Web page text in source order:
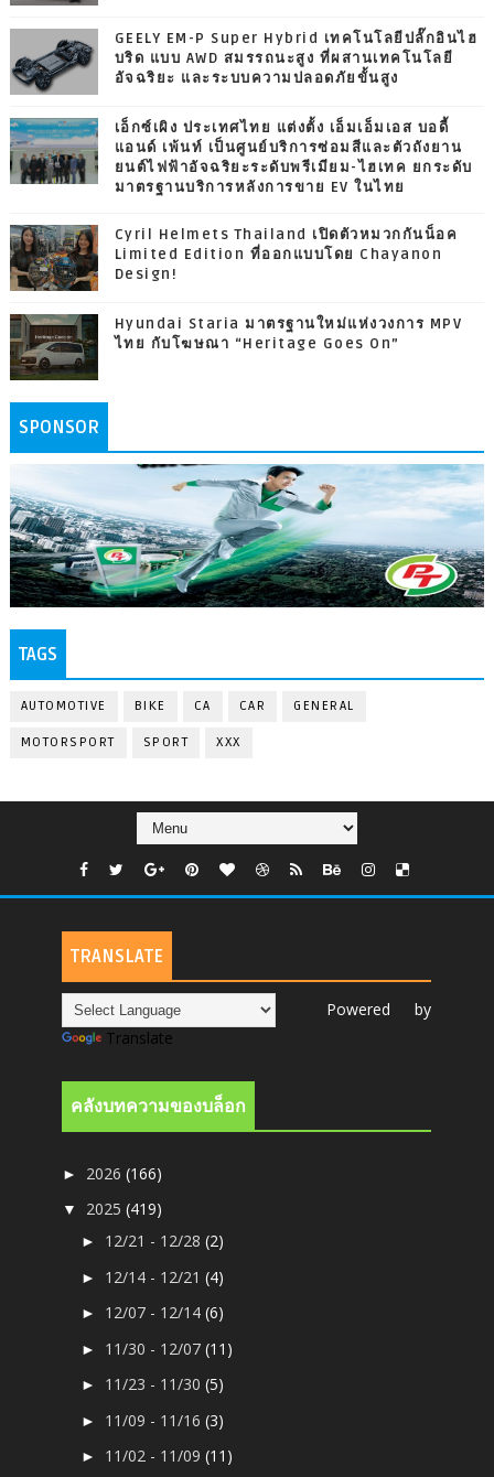
GEELY EM-P Super Hybrid เทคโนโลยีปลั๊กอินไฮ
บริด แบบ AWD สมรรถนะสูง ที่ผสานเทคโนโลยี
อัจฉริยะ และระบบความปลอดภัยขั้นสูง
เอ็กซ์เผิง ประเทศไทย แต่งตั้ง เอ็มเอ็มเอส บอดี้
แอนด์ เพ้นท์ เป็นศูนย์บริการซ่อมสีและตัวถังยาน
ยนต์ไฟฟ้าอัจฉริยะระดับพรีเมียม-ไฮเทค ยกระดับ
มาตรฐานบริการหลังการขาย EV ในไทย
Cyril Helmets Thailand เปิดตัวหมวกกันน็อค
Limited Edition ที่ออกแบบโดย Chayanon
Design!
Hyundai Staria มาตรฐานใหม่แห่งวงการ MPV
ไทย กับโฆษณา “Heritage Goes On”
SPONSOR
TAGS
AUTOMOTIVE BIKE CA CAR GENERAL
MOTORSPORT SPORT XXX
TRANSLATE
Powered by
Translate
คลังบทความของบล็อก
► 2026(166)
▼ 2025(419)
► 12/21 - 12/28(2)
► 12/14 - 12/21(4)
► 12/07 - 12/14(6)
► 11/30 - 12/07(11)
► 11/23 - 11/30(5)
► 11/09 - 11/16(3)
► 11/02 - 11/09(11)